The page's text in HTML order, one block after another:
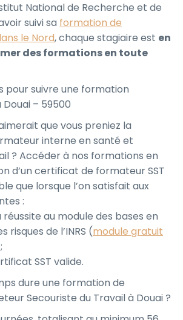
National de Recherche et de
suivi sa formation de
le Nord, chaque stagiaire est en
des formations en toute
pour suivre une formation
– 59500
que vous preniez la
interne en santé et
? Accéder à nos formations en
d’un certificat de formateur SST
que lorsque l’on satisfait aux
:
au module des bases en
risques de l’INRS (module gratuit
SST valide.
dure une formation de
Secouriste du Travail à Douai ?